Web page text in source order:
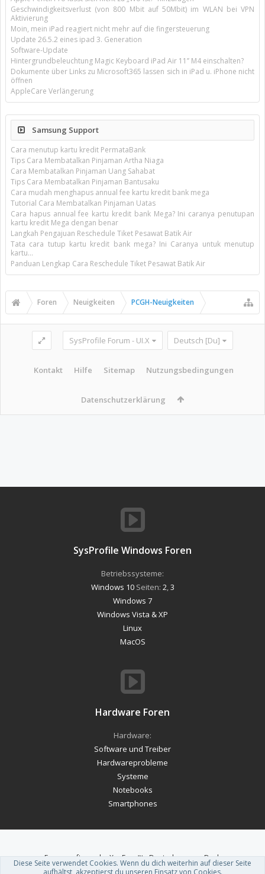
Geschwindigkeitsverlust (von 800 Mbit auf 50Mbit) im WLAN bei VPN
Aktivierung
Moin, mein iPad reagiert nicht mehr auf die fingersteuerung
Update 26.5.2 eines ipad 3. Generation
Software-Update
Hintergrundbeleuchtung Magic Keyboard iPad Air 11’’ M4 einschalten?
Dokumente über Links zu Microsoft365 lassen sich in iPad u. iPhone nicht
öffnen
AppleCare Verlängerung
Samsung Support
Cara menutup kartu kredit PermataBank
Tips Cara Membatalkan Pinjaman Artha Niaga
Cara Membatalkan Pinjaman Uang Sahabat
Tips Cara Membatalkan Pinjaman Bantusaku
Cara mudah menghapus annual fee kartu kredit bank mega
Tutorial Cara Membatalkan Pinjaman Uatas
Cara hapus annual fee kartu kredit bank Mega? Ini caranya penutupan
kartu kredit Mega dengan benar
Langkah Pengajuan Reschedule Tiket Pesawat Batik Air
Tata cara tutup kartu kredit bank mega? Ini Caranya untuk menutup
kartu...
Panduan Lengkap Cara Reschedule Tiket Pesawat Batik Air
Foren Neuigkeiten PCGH-Neuigkeiten
SysProfile Forum - UI.X Deutsch [Du]
Kontakt Hilfe Sitemap Nutzungsbedingungen
Datenschutzerklärung
SysProfile Windows Foren
Betriebssysteme:
Windows 10Seiten: 2 3
Windows 7
Windows Vista & XP
Linux
MacOS
Hardware Foren
Hardware:
Software und Treiber
Hardwareprobleme
Systeme
Notebooks
Smartphones
Forum software by XenForo™-Deutsch von xenDach
Theme designed byThemeHouse .
Diese Seite verwendet Cookies. Wenn du dich weiterhin auf dieser Seite
aufhältst, akzeptierst du unseren Einsatz von Cookies.